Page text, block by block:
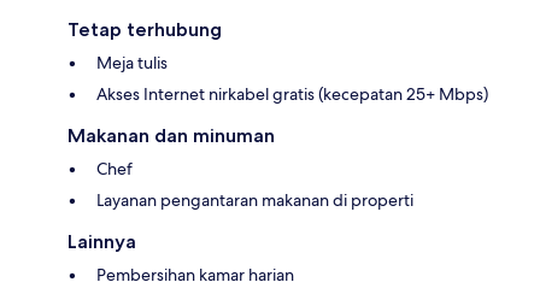
Tetap terhubung
Meja tulis
Akses Internet nirkabel gratis (kecepatan 25+ Mbps)
Makanan dan minuman
Chef
Layanan pengantaran makanan di properti
Lainnya
Pembersihan kamar harian